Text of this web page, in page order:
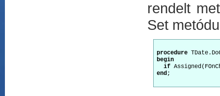
rendelt
Set
procedure
begin
if
end;